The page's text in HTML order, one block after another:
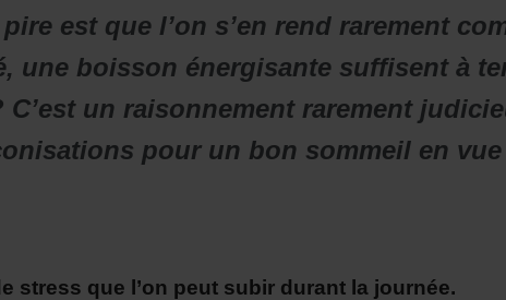
est que l’on s’en rend rarement
une boisson énergisante suffisent à
C’est un raisonnement rarement
pour un bon sommeil en vue
stress que l’on peut subir durant la journée.